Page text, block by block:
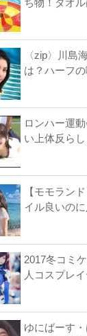
ち物！タオル
〈zip〉川島
は？ハーフ
ロンハー運
い上体反ら
【モモラン
イル良いの
2017冬コミ
人コスプレ
ゆにばーす